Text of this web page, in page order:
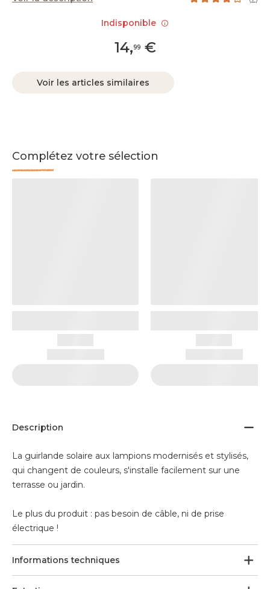
14,99€
Voir les articles similaires
Complétez votre sélection
Description
La guirlande solaire aux lampions modernisés et stylisés,
qui changent de couleurs, s'installe facilement sur une
terrasse ou jardin.
Le plus du produit : pas besoin de câble, ni de prise
électrique !
Informations techniques